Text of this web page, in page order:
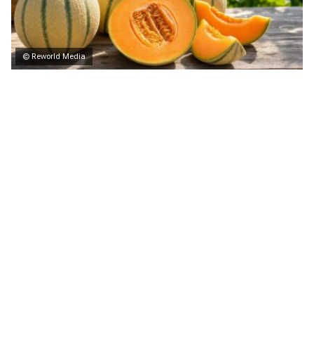
© Reworld Media